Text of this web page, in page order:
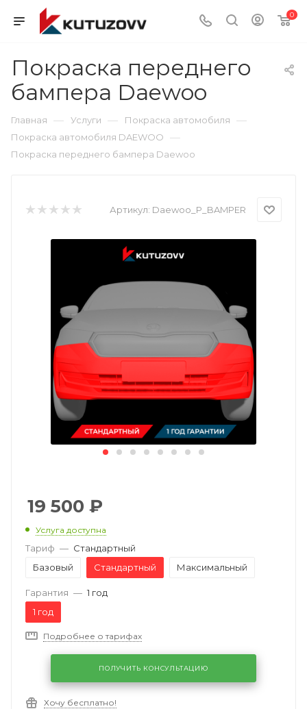
0
Покраска переднего
бампера Daewoo
Главная — Услуги — Покраска автомобиля —
Покраска автомобиля DAEWOO —
Покраска переднего бампера Daewoo
Артикул: Daewoo_P_BAMPER
19 500 ₽
Услуга доступна
Тариф — Стандартный
Базовый
Стандартный Максимальный
Гарантия — 1 год
1 год
Подробнее о тарифах
ПОЛУЧИТЬ КОНСУЛЬТАЦИЮ
Хочу бесплатно!